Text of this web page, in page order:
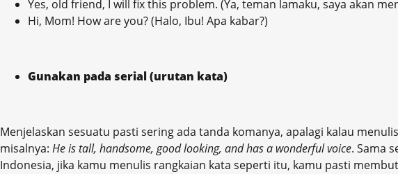
Yes, old friend, I will fix this problem. (Ya, teman lamaku, saya akan
Hi, Mom! How are you? (Halo, Ibu! Apa kabar?)
Gunakan pada serial (urutan kata)
Menjelaskan sesuatu pasti sering ada tanda komanya, apalagi kalau
misalnya: He is tall, handsome, good looking, and has a wonderful voice. Sama
Indonesia, jika kamu menulis rangkaian kata seperti itu, kamu pasti